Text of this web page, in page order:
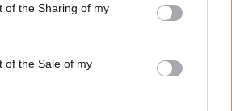
of the Sharing of my
of the Sale of my
VERSIONE CLASSICA